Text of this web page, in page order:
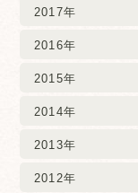
2017年
2016年
2015年
2014年
2013年
2012年